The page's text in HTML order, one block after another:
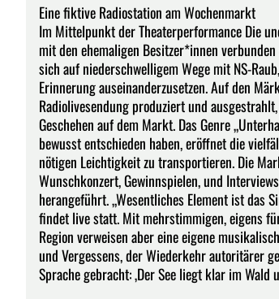
Eine fiktive Radiostation am Wochenmarkt
Im Mittelpunkt der Theaterperformance Die
mit den ehemaligen Besitzer*innen
sich auf niederschwelligem Wege mit NS-
Erinnerung auseinanderzusetzen. Auf den
Radiolivesendung produziert und
Geschehen auf dem Markt. Das Genre
bewusst entschieden haben, eröffnet die
nötigen Leichtigkeit zu transportieren. Die
Wunschkonzert, Gewinnspielen, und
herangeführt. „Wesentliches Element ist das
findet live statt. Mit mehrstimmigen, eigens
Region verweisen aber eine eigene
und Vergessens, der Wiederkehr autoritärer
Sprache gebracht: ‚Der See liegt klar im